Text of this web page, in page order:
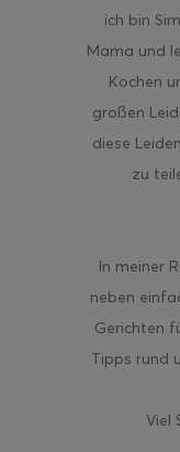
Eis am Stil
ich bin
Mama und
Kochen
großen
diese
zu
In meiner
neben
Gerichten
Tipps rund
Viel